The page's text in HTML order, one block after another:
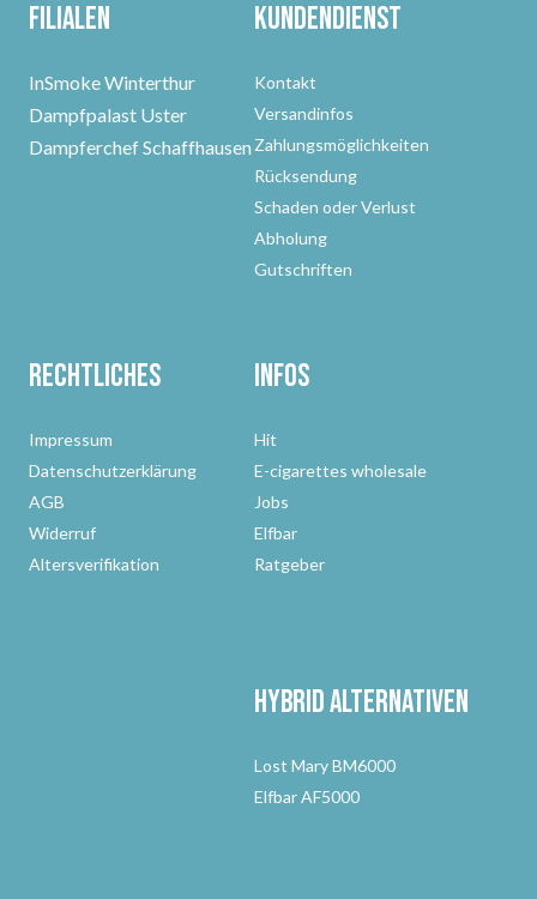
Filialen
InSmoke Winterthur
Dampfpalast Uster
Dampferchef Schaffhausen
Kundendienst
Kontakt
Versandinfos
Zahlungsmöglichkeiten
Rücksendung
Schaden oder Verlust
Abholung
Gutschriften
Rechtliches
Impressum
Datenschutzerklärung
AGB
Widerruf
Altersverifikation
Infos
Hit
E-cigarettes wholesale
Jobs
Elfbar
Ratgeber
Hybrid Alternativen
Lost Mary BM6000
Elfbar AF5000